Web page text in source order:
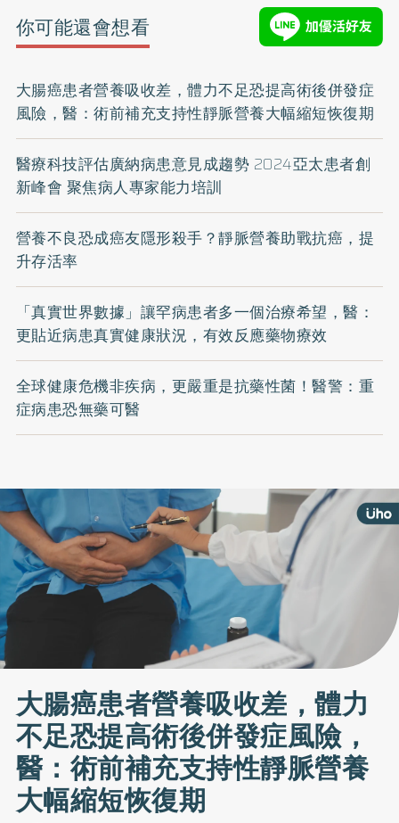
你可能還會想看
大腸癌患者營養吸收差，體力不足恐提高術後併發症
風險，醫：術前補充支持性靜脈營養大幅縮短恢復期
醫療科技評估廣納病患意見成趨勢 2024亞太患者創
新峰會 聚焦病人專家能力培訓
營養不良恐成癌友隱形殺手？靜脈營養助戰抗癌，提
升存活率
「真實世界數據」讓罕病患者多一個治療希望，醫：
更貼近病患真實健康狀況，有效反應藥物療效
全球健康危機非疾病，更嚴重是抗藥性菌！醫警：重
症病患恐無藥可醫
大腸癌患者營養吸收差，體力
不足恐提高術後併發症風險，
醫：術前補充支持性靜脈營養
大幅縮短恢復期